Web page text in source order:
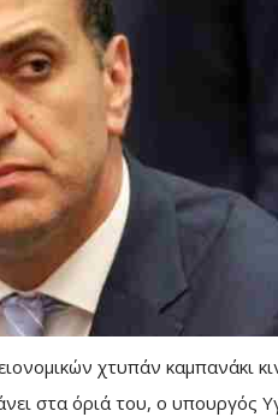
χτυπάν καμπανάκι
στα όριά του, ο υπουργός